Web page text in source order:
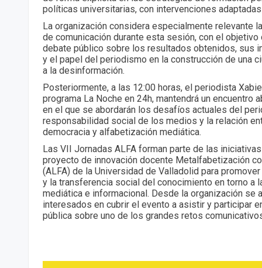
políticas universitarias, con intervenciones
La organización considera especialmente relevante
de comunicación durante esta sesión, con el
debate público sobre los resultados obtenidos, sus
y el papel del periodismo en la construcción de una
a la desinformación.
Posteriormente, a las 12:00 horas, el periodista
programa La Noche en 24h, mantendrá un encuentro
en el que se abordarán los desafíos actuales del
responsabilidad social de los medios y la relación
democracia y alfabetización mediática.
Las VII Jornadas ALFA forman parte de las
proyecto de innovación docente Metalfabetización
(ALFA) de la Universidad de Valladolid para
y la transferencia social del conocimiento en torno a
mediática e informacional. Desde la organización se
interesados en cubrir el evento a asistir y participar
pública sobre uno de los grandes retos